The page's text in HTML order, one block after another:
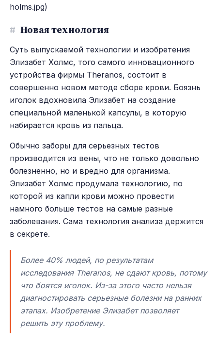
holms.jpg)
# Новая технология
Суть выпускаемой технологии и изобретения
Элизабет Холмс, того самого инновационного
устройства фирмы Theranos, состоит в
совершенно новом методе сборе крови. Боязнь
иголок вдохновила Элизабет на создание
специальной маленькой капсулы, в которую
набирается кровь из пальца.
Обычно заборы для серьезных тестов
производится из вены, что не только довольно
болезненно, но и вредно для организма.
Элизабет Холмс продумала технологию, по
которой из капли крови можно провести
намного больше тестов на самые разные
заболевания. Сама технология анализа держится
в секрете.
Более 40% людей, по результатам
исследования Theranos, не сдают кровь, потому
что боятся иголок. Из-за этого часто нельзя
диагностировать серьезные болезни на ранних
этапах. Изобретение Элизабет позволяет
решить эту проблему.